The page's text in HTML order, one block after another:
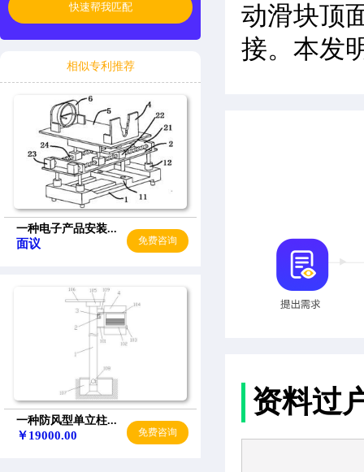
快速帮我匹配
相似专利推荐
一种电子产品安装...
面议 免费咨询
一种防风型单立柱...
￥19000.00 免费咨询
动滑块顶
接。本发
资料过